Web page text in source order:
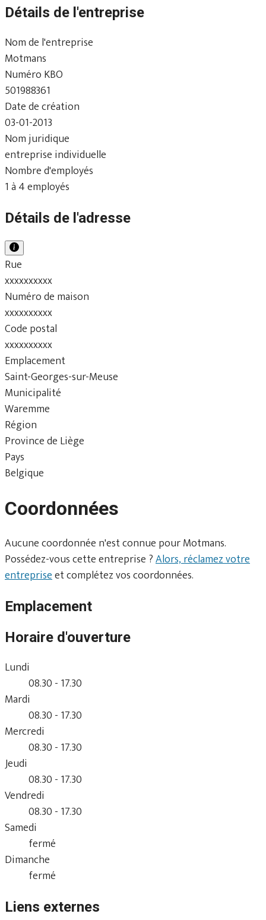
Détails de l'entreprise
Nom de l'entreprise
Motmans
Numéro KBO
501988361
Date de création
03-01-2013
Nom juridique
entreprise individuelle
Nombre d'employés
1 à 4 employés
Détails de l'adresse
Rue
xxxxxxxxxx
Numéro de maison
xxxxxxxxxx
Code postal
xxxxxxxxxx
Emplacement
Saint-Georges-sur-Meuse
Municipalité
Waremme
Région
Province de Liège
Pays
Belgique
Coordonnées
Aucune coordonnée n'est connue pour Motmans.
Possédez-vous cette entreprise ?Alors, réclamez votre
entrepriseet complétez vos coordonnées.
Emplacement
Horaire d'ouverture
Lundi
08.30 - 17.30
Mardi
08.30 - 17.30
Mercredi
08.30 - 17.30
Jeudi
08.30 - 17.30
Vendredi
08.30 - 17.30
Samedi
fermé
Dimanche
fermé
Liens externes